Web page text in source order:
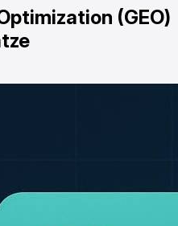
(GEO)